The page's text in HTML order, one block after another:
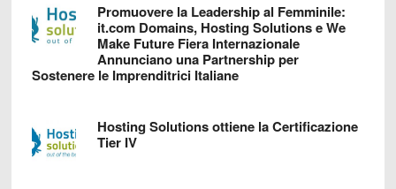
Promuovere la Leadership al Femminile:
it.com Domains, Hosting Solutions e We
Make Future Fiera Internazionale
Annunciano una Partnership per
Sostenere le Imprenditrici Italiane
Hosting Solutions ottiene la Certificazione
Tier IV